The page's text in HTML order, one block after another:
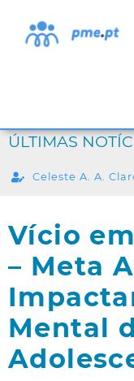
ÚLTIMAS
Celeste A. A.
Vício
– Meta
Mental